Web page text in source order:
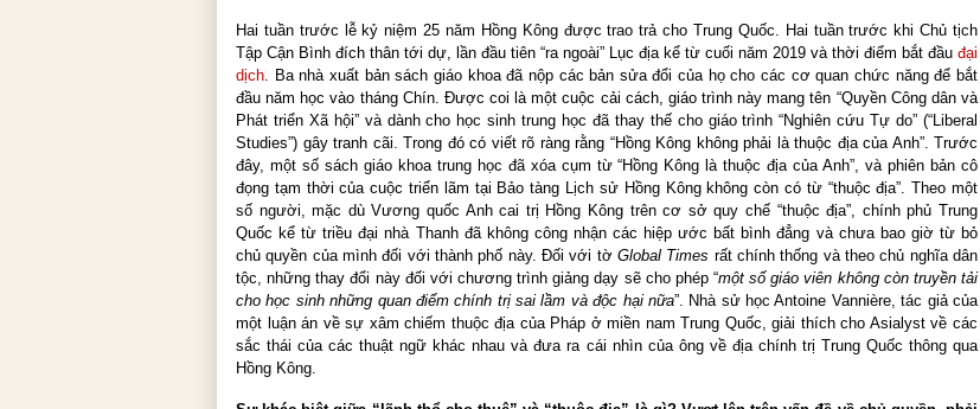
Hai tuần trước lễ kỷ niệm 25 năm Hồng Kông được trao trả cho Trung Quốc. Hai tuần trước khi Chủ tịch
Tập Cận Bình đích thân tới dự, lần đầu tiên “ra ngoài” Lục địa kể từ cuối năm 2019 và thời điểm bắt đầu đại
dịch. Ba nhà xuất bản sách giáo khoa đã nộp các bản sửa đổi của họ cho các cơ quan chức năng để bắt
đầu năm học vào tháng Chín. Được coi là một cuộc cải cách, giáo trình này mang tên “Quyền Công dân và
Phát triển Xã hội” và dành cho học sinh trung học đã thay thế cho giáo trình “Nghiên cứu Tự do” (“Liberal
Studies”) gây tranh cãi. Trong đó có viết rõ ràng rằng “Hồng Kông không phải là thuộc địa của Anh”. Trước
đây, một số sách giáo khoa trung học đã xóa cụm từ “Hồng Kông là thuộc địa của Anh”, và phiên bản cô
đọng tạm thời của cuộc triển lãm tại Bảo tàng Lịch sử Hồng Kông không còn có từ “thuộc địa”. Theo một
số người, mặc dù Vương quốc Anh cai trị Hồng Kông trên cơ sở quy chế “thuộc địa”, chính phủ Trung
Quốc kể từ triều đại nhà Thanh đã không công nhận các hiệp ước bất bình đẳng và chưa bao giờ từ bỏ
chủ quyền của mình đối với thành phố này. Đối với tờ Global Times rất chính thống và theo chủ nghĩa dân
tộc, những thay đổi này đối với chương trình giảng dạy sẽ cho phép “một số giáo viên không còn truyền tải
cho học sinh những quan điểm chính trị sai lầm và độc hại nữa”. Nhà sử học Antoine Vannière, tác giả của
một luận án về sự xâm chiếm thuộc địa của Pháp ở miền nam Trung Quốc, giải thích cho Asialyst về các
sắc thái của các thuật ngữ khác nhau và đưa ra cái nhìn của ông về địa chính trị Trung Quốc thông qua
Hồng Kông.